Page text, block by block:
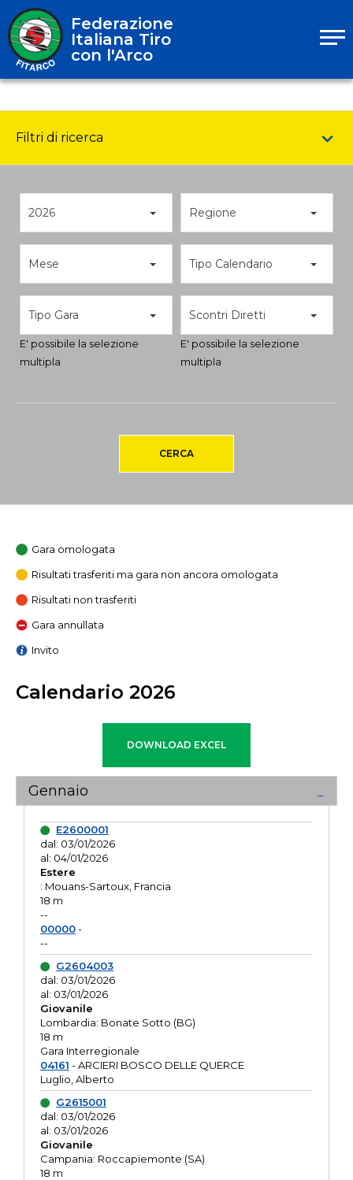
Federazione
Italiana Tiro
con l'Arco
Filtri di ricerca
2026 Regione
Mese Tipo Calendario
Tipo Gara
E' possibile la selezione
multipla
Scontri Diretti
E' possibile la selezione
multipla
CERCA
Gara omologata
Risultati trasferiti ma gara non ancora omologata
Risultati non trasferiti
Gara annullata
Invito
Calendario 2026
Gennaio
E2600001
dal: 03/01/2026
al: 04/01/2026
Estere
: Mouans-Sartoux, Francia
18 m
--
00000-
--
G2604003
dal: 03/01/2026
al: 03/01/2026
Giovanile
Lombardia: Bonate Sotto (BG)
18 m
Gara Interregionale
04161 - ARCIERI BOSCO DELLE QUERCE
Luglio, Alberto
G2615001
dal: 03/01/2026
al: 03/01/2026
Giovanile
Campania: Roccapiemonte (SA)
18 m